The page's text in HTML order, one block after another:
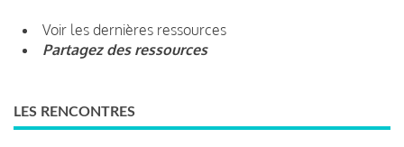
Voir les dernières ressources
Partagez des ressources
LES RENCONTRES